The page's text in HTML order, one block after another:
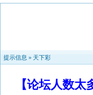
提示信息 » 天下彩
【论坛人数